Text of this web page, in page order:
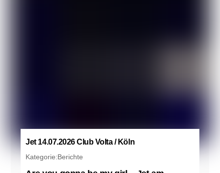
Jet 14.07.2026 Club Volta / Köln
Kategorie:Berichte